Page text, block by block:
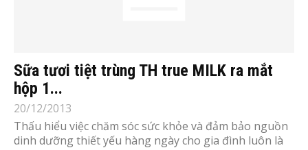
Sữa tươi tiệt trùng TH true MILK ra mắt
hộp 1...
20/12/2013
Thấu hiểu việc chăm sóc sức khỏe và đảm bảo nguồn
dinh dưỡng thiết yếu hàng ngày cho gia đình luôn là